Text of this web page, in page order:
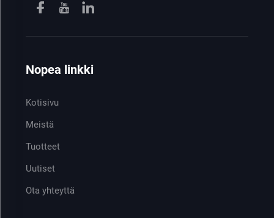
Nopea linkki
Kotisivu
Meistä
Tuotteet
Uutiset
Ota yhteyttä